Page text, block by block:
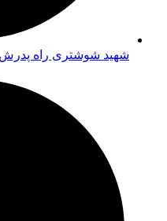
شهید شوشتری راه پدرش